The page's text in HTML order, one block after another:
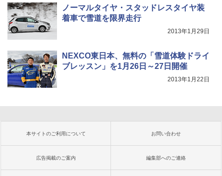
ノーマルタイヤ・スタッドレスタイヤ装
着車で雪道を限界走行
2013年1月29日
NEXCO東日本、無料の「雪道体験ドライ
ブレッスン」を1月26日～27日開催
2013年1月22日
本サイトのご利用について お問い合わせ
広告掲載のご案内 編集部へのご連絡